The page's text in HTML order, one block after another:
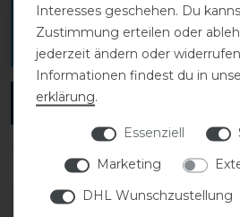
Melde dich an, um eine
ANMELDEN
DETAILS ZUR
Interesses geschehen. Du
Zustimmung erteilen oder
jederzeit ändern oder
Informationen findest du in
erklärung.
Essenziell
Marketing
DHL Wunschzustellung